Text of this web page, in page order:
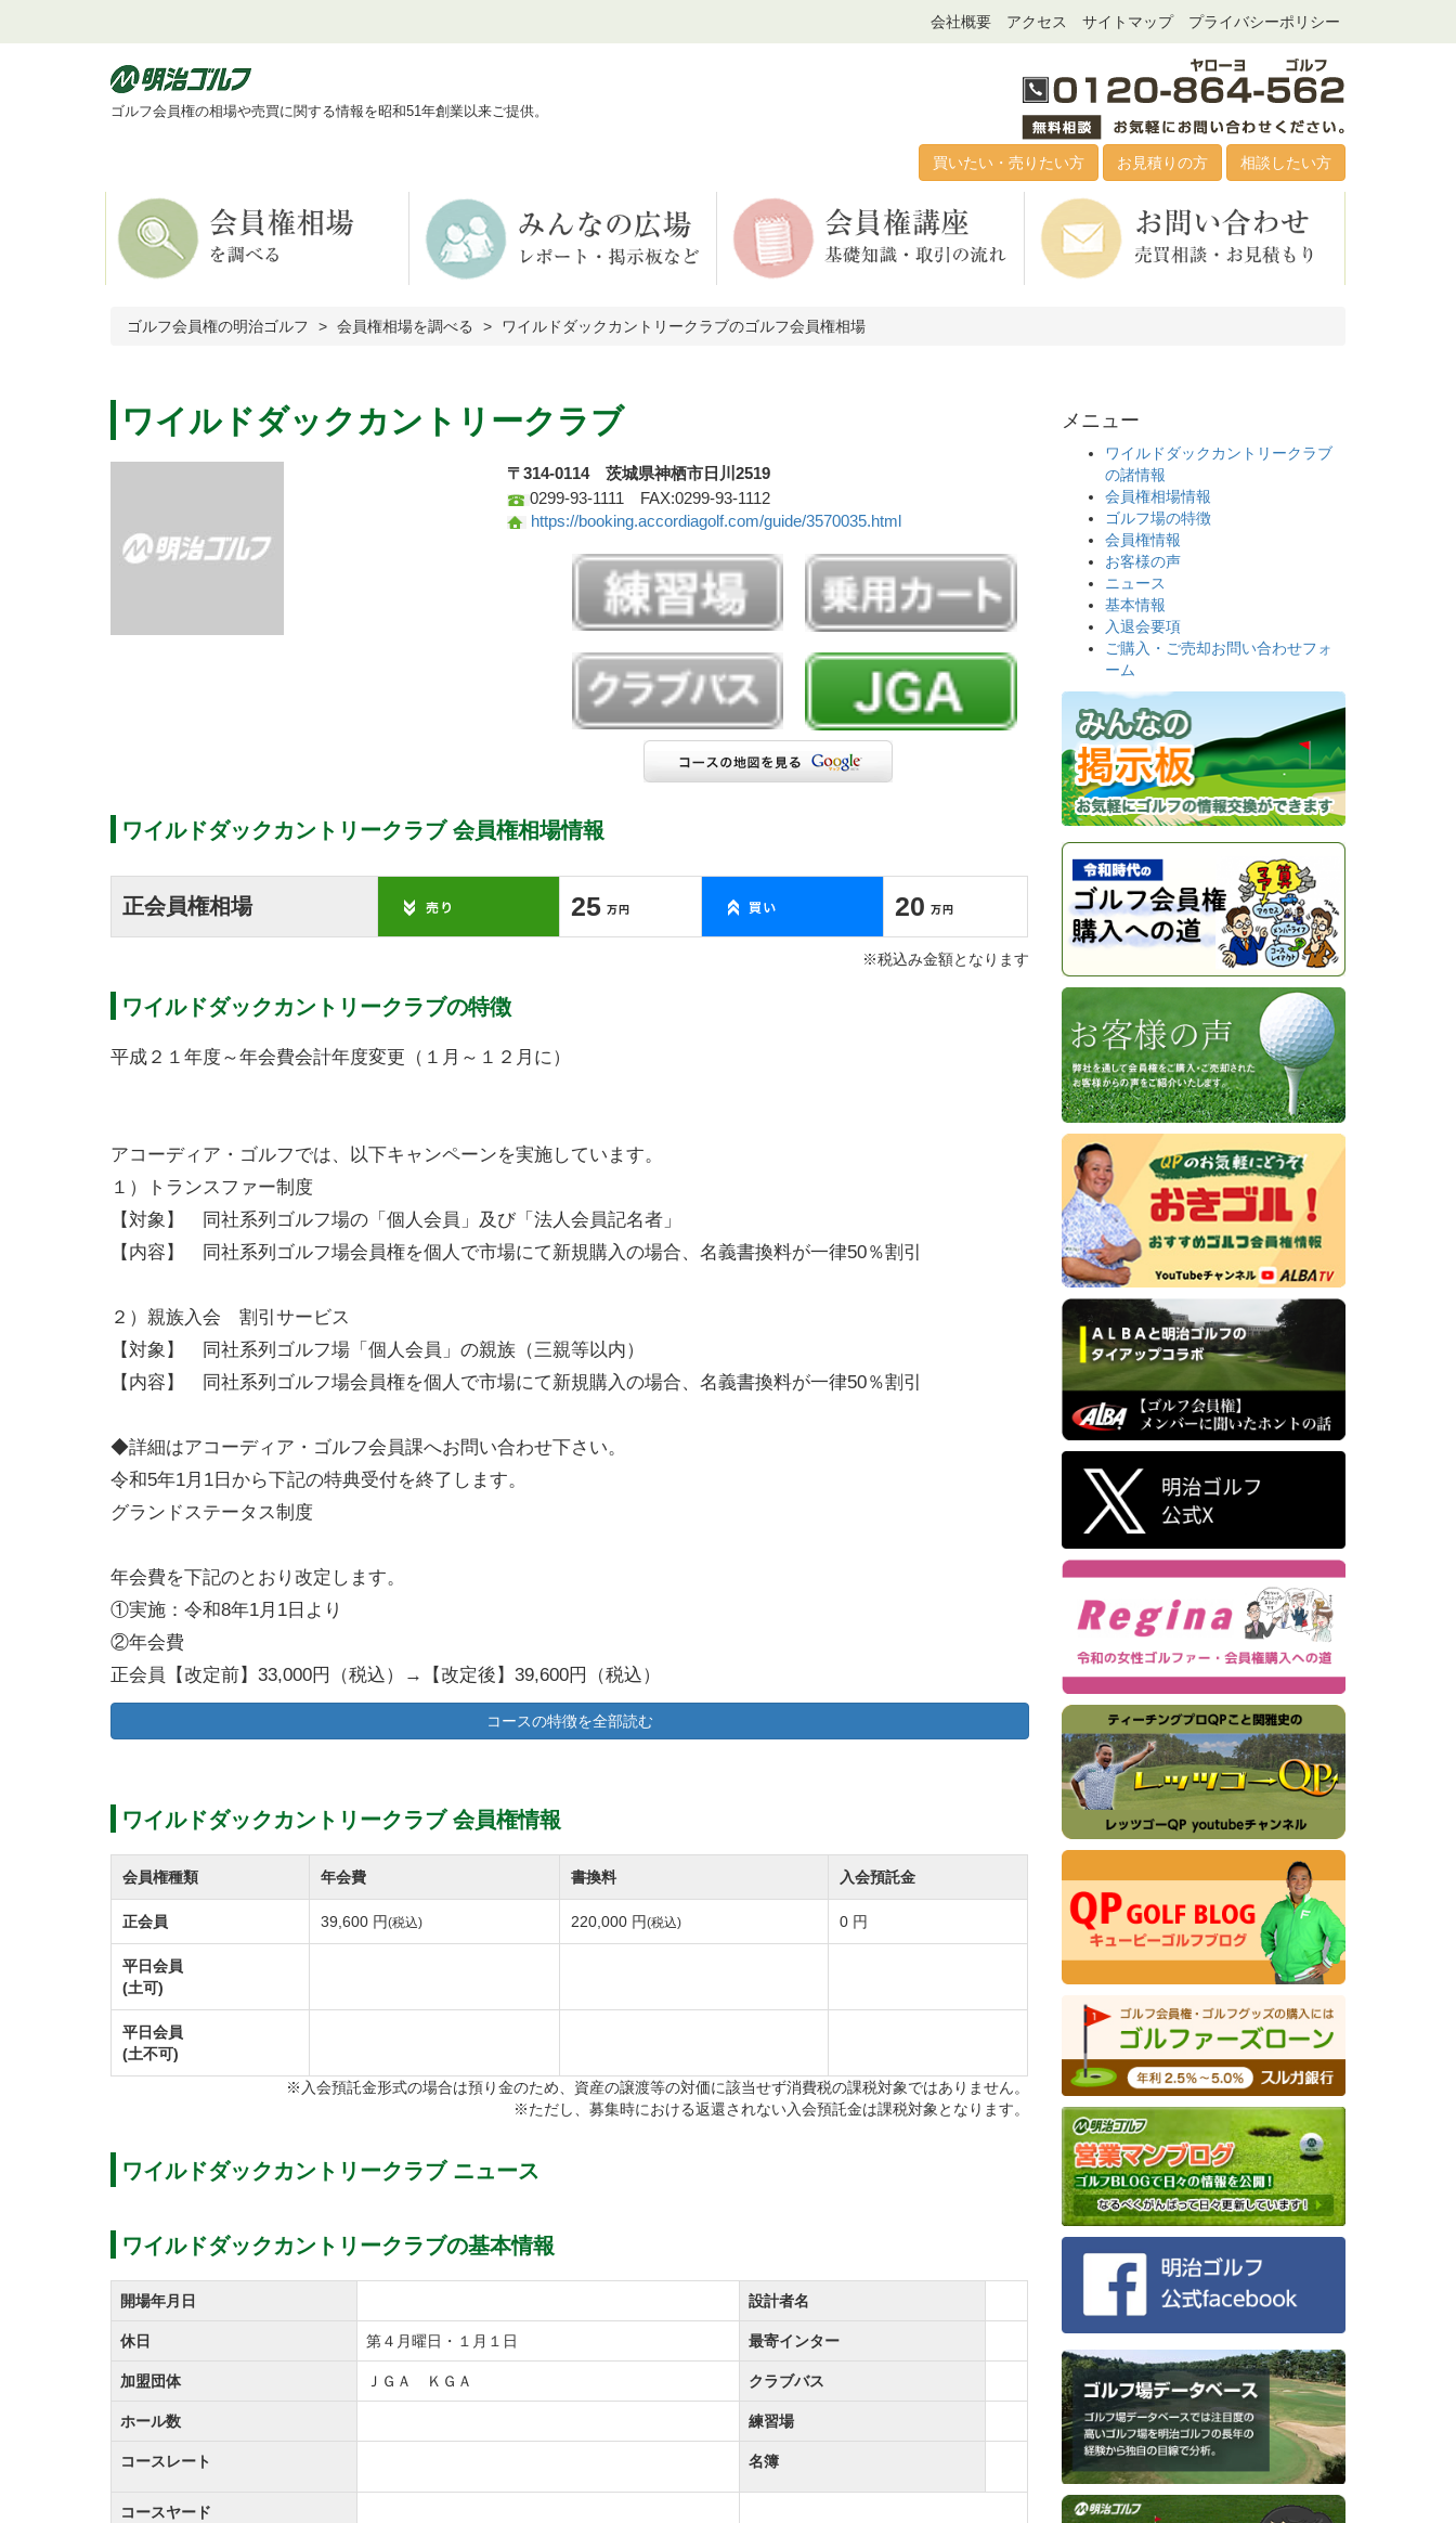
会社概要 アクセス サイトマップ プライバシーポリシー
ゴルフ会員権の相場や売買に関する情報を昭和51年創業以来ご提供。
買いたい・売りたい方 お見積りの方 相談したい方
ゴルフ会員権の明治ゴルフ 会員権相場を調べる ワイルドダックカントリークラブのゴルフ会員権相場
ワイルドダックカントリークラブ
〒314-0114 茨城県神栖市日川2519
0299-93-1111 FAX:0299-93-1112
https://booking.accordiagolf.com/guide/3570035.html
ワイルドダックカントリークラブ 会員権相場情報
正会員権相場 25 20
※税込み金額となります
ワイルドダックカントリークラブの特徴
平成２１年度～年会費会計年度変更（１月～１２月に）
アコーディア・ゴルフでは、以下キャンペーンを実施しています。
１）トランスファー制度
【対象】 同社系列ゴルフ場の「個人会員」及び「法人会員記名者」
【内容】 同社系列ゴルフ場会員権を個人で市場にて新規購入の場合、名義書換料が一律50％割引
２）親族入会 割引サービス
【対象】 同社系列ゴルフ場「個人会員」の親族（三親等以内）
【内容】 同社系列ゴルフ場会員権を個人で市場にて新規購入の場合、名義書換料が一律50％割引
◆詳細はアコーディア・ゴルフ会員課へお問い合わせ下さい。
令和5年1月1日から下記の特典受付を終了します。
グランドステータス制度
年会費を下記のとおり改定します。
①実施：令和8年1月1日より
②年会費
正会員【改定前】33,000円（税込）→【改定後】39,600円（税込）
コースの特徴を全部読む
ワイルドダックカントリークラブ 会員権情報
会員権種類 年会費 書換料 入会預託金
正会員 39,600 円(税込) 220,000 円(税込) 0 円
平日会員
(土可)
平日会員
(土不可)
※入会預託金形式の場合は預り金のため、資産の譲渡等の対価に該当せず消費税の課税対象ではありません。
※ただし、募集時における返還されない入会預託金は課税対象となります。
ワイルドダックカントリークラブ ニュース
ワイルドダックカントリークラブの基本情報
開場年月日 設計者名
休日 第４月曜日・１月１日 最寄インター
加盟団体 ＪＧＡ ＫＧＡ クラブバス
ホール数 練習場
コースレート 名簿
コースヤード
メニュー
ワイルドダックカントリークラブ
の諸情報
会員権相場情報
ゴルフ場の特徴
会員権情報
お客様の声
ニュース
基本情報
入退会要項
ご購入・ご売却お問い合わせフォ
ーム